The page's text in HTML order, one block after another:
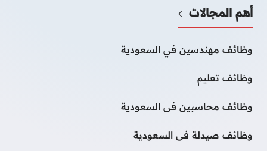
أهم المجالات
وظائف مهندسين في السعودية
وظائف تعليم
وظائف محاسبين فى السعودية
وظائف صيدلة فى السعودية